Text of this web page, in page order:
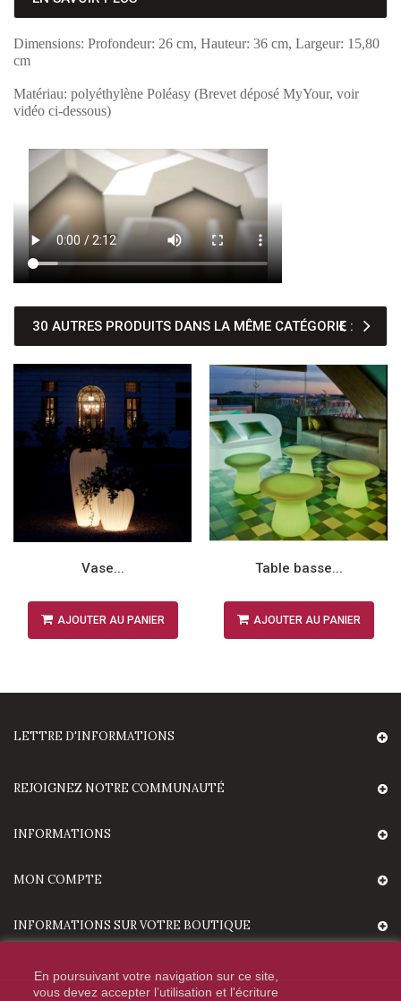
Dimensions: Profondeur: 26 cm, Hauteur: 36 cm, Largeur: 15,80
cm
Matériau: polyéthylène Poléasy (Brevet déposé MyYour, voir
vidéo ci-dessous)
30 AUTRES PRODUITS DANS LA MÊME CATÉGORIE :
Vase...
AJOUTER AU PANIER
Table basse...
AJOUTER AU PANIER
LETTRE D'INFORMATIONS
REJOIGNEZ NOTRE COMMUNAUTÉ
INFORMATIONS
MON COMPTE
INFORMATIONS SUR VOTRE BOUTIQUE
En poursuivant votre navigation sur ce site,
vous devez accepter l’utilisation et l'écriture